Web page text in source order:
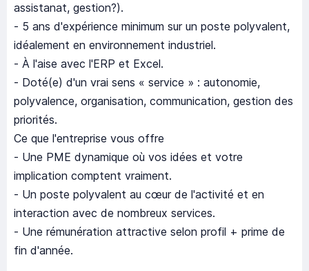
assistanat, gestion?).
- 5 ans d'expérience minimum sur un poste polyvalent,
idéalement en environnement industriel.
- À l'aise avec l'ERP et Excel.
- Doté(e) d'un vrai sens « service » : autonomie,
polyvalence, organisation, communication, gestion des
priorités.
Ce que l'entreprise vous offre
- Une PME dynamique où vos idées et votre
implication comptent vraiment.
- Un poste polyvalent au cœur de l'activité et en
interaction avec de nombreux services.
- Une rémunération attractive selon profil + prime de
fin d'année.